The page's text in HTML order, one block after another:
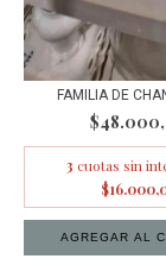
FAMILIA DE
3 cuotas sin